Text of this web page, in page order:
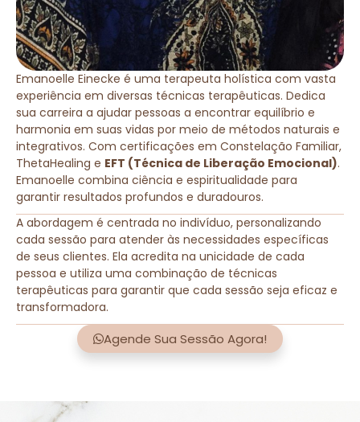
Emanoelle Einecke é uma terapeuta holística com vasta
experiência em diversas técnicas terapêuticas. Dedica
sua carreira a ajudar pessoas a encontrar equilíbrio e
harmonia em suas vidas por meio de métodos naturais e
integrativos. Com certificações em Constelação Familiar,
ThetaHealing e EFT (Técnica de Liberação Emocional).
Emanoelle combina ciência e espiritualidade para
garantir resultados profundos e duradouros.
A abordagem é centrada no indivíduo, personalizando
cada sessão para atender às necessidades específicas
de seus clientes. Ela acredita na unicidade de cada
pessoa e utiliza uma combinação de técnicas
terapêuticas para garantir que cada sessão seja eficaz e
transformadora.
Agende Sua Sessão Agora!